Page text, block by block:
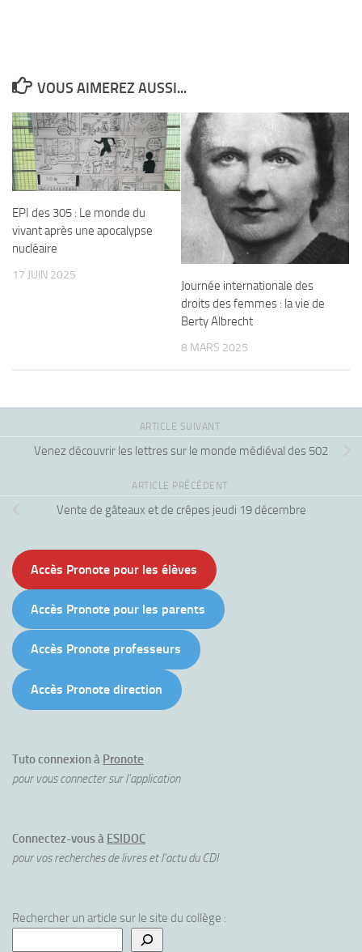
VOUS AIMEREZ AUSSI...
EPI des 305 : Le monde du
vivant après une apocalypse
nucléaire
17 JUIN 2025
Journée internationale des
droits des femmes : la vie de
Berty Albrecht
8 MARS 2025
ARTICLE SUIVANT
Venez découvrir les lettres sur le monde médiéval des 502
ARTICLE PRÉCÉDENT
Vente de gâteaux et de crêpes jeudi 19 décembre
Accès Pronote pour les élèves
Accès Pronote pour les parents
Accès Pronote professeurs
Accès Pronote direction
Tuto connexion à Pronote
pour vous connecter sur l'application
Connectez-vous à ESIDOC
pour vos recherches de livres et l'actu du CDI
Rechercher un article sur le site du collège :